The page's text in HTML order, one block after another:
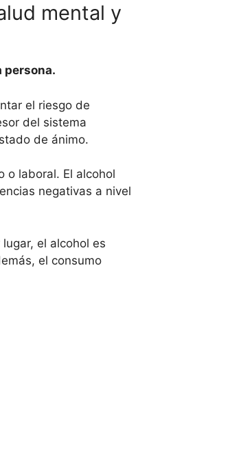
mental y
persona.
el riesgo de
del sistema
de ánimo.
o laboral. El alcohol
negativas a nivel
el alcohol es
el consumo